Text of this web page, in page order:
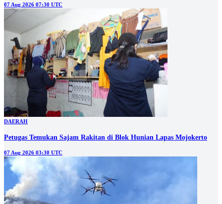
07 Aug 2026 07:30 UTC
DAERAH
Petugas Temukan Sajam Rakitan di Blok Hunian Lapas Mojokerto
07 Aug 2026 03:30 UTC